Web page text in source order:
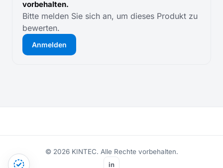
vorbehalten.
Bitte melden Sie sich an, um dieses Produkt zu
bewerten.
Anmelden
© 2026 KINTEC. Alle Rechte vorbehalten.
in